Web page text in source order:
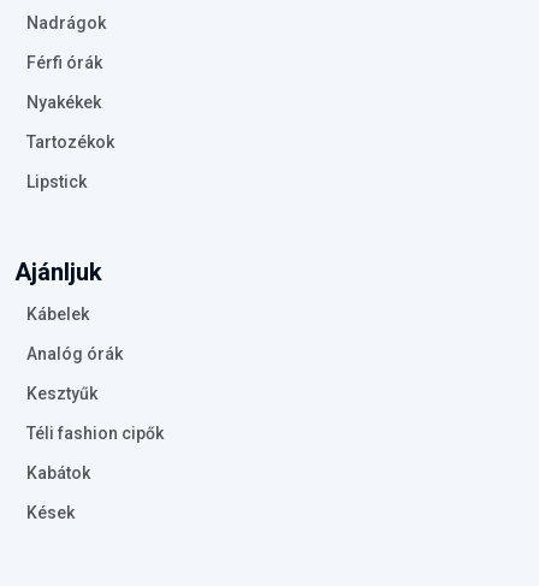
Nadrágok
Férfi órák
Nyakékek
Tartozékok
Lipstick
Ajánljuk
Kábelek
Analóg órák
Kesztyűk
Téli fashion cipők
Kabátok
Kések